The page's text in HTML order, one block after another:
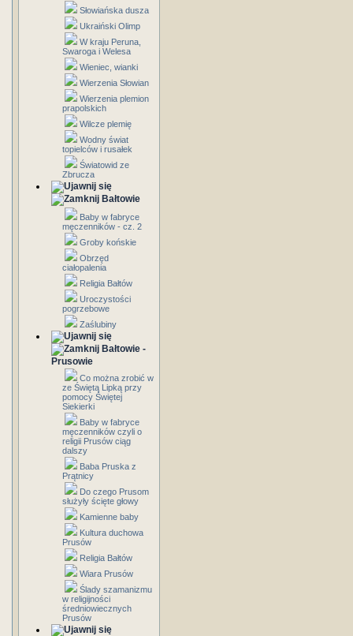
Słowiańska dusza
Ukraiński Olimp
W kraju Peruna,
Swaroga i Welesa
Wieniec, wianki
Wierzenia Słowian
Wierzenia plemion
prapolskich
Wilcze plemię
Wodny świat
topielców i rusałek
Światowid ze
Zbrucza
Bałtowie
Baby w fabryce
męczenników - cz. 2
Groby końskie
Obrzęd
ciałopalenia
Religia Bałtów
Uroczystości
pogrzebowe
Zaślubiny
Bałtowie -
Prusowie
Co można zrobić w
ze Świętą Lipką przy
pomocy Świętej
Siekierki
Baby w fabryce
męczenników czyli o
religii Prusów ciąg
dalszy
Baba Pruska z
Prątnicy
Do czego Prusom
służyły ścięte głowy
Kamienne baby
Kultura duchowa
Prusów
Religia Bałtów
Wiara Prusów
Ślady szamanizmu
w religijności
średniowiecznych
Prusów